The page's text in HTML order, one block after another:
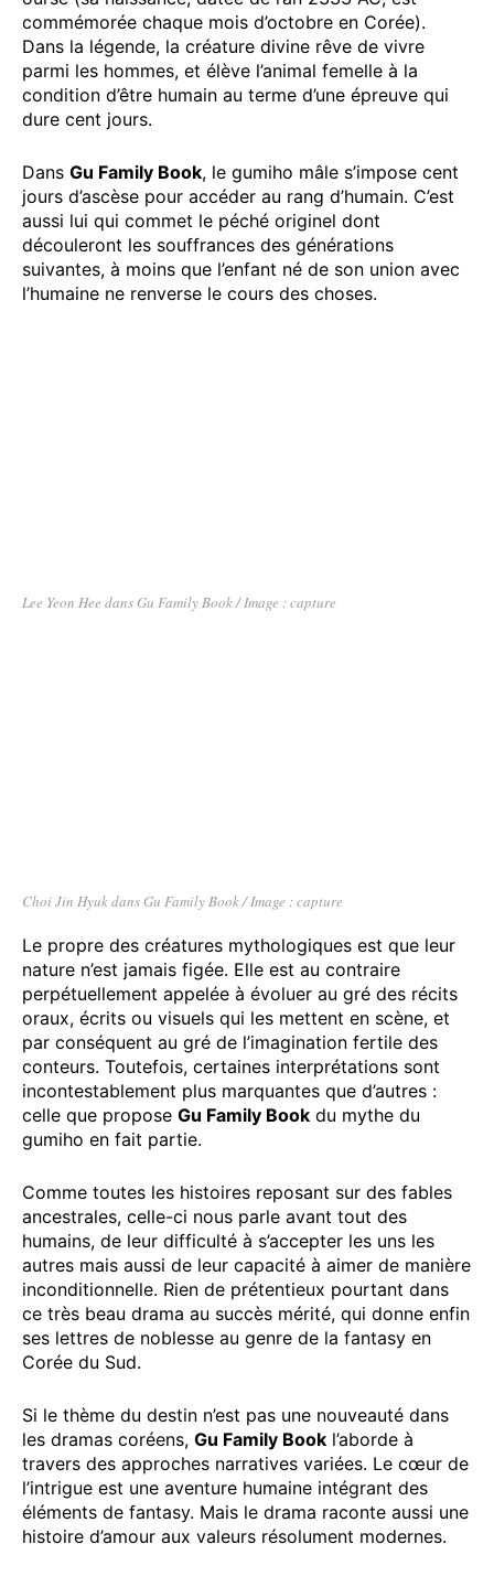
commémorée chaque mois d’octobre en Corée).
Dans la légende, la créature divine rêve de vivre
parmi les hommes, et élève l’animal femelle à la
condition d’être humain au terme d’une épreuve qui
dure cent jours.
Dans Gu Family Book, le gumiho mâle s’impose cent
jours d’ascèse pour accéder au rang d’humain. C’est
aussi lui qui commet le péché originel dont
découleront les souffrances des générations
suivantes, à moins que l’enfant né de son union avec
l’humaine ne renverse le cours des choses.
Lee Yeon Hee dans Gu Family Book / Image : capture
Choi Jin Hyuk dans Gu Family Book / Image : capture
Le propre des créatures mythologiques est que leur
nature n’est jamais figée. Elle est au contraire
perpétuellement appelée à évoluer au gré des récits
oraux, écrits ou visuels qui les mettent en scène, et
par conséquent au gré de l’imagination fertile des
conteurs. Toutefois, certaines interprétations sont
incontestablement plus marquantes que d’autres :
celle que propose Gu Family Book du mythe du
gumiho en fait partie.
Comme toutes les histoires reposant sur des fables
ancestrales, celle-ci nous parle avant tout des
humains, de leur difficulté à s’accepter les uns les
autres mais aussi de leur capacité à aimer de manière
inconditionnelle. Rien de prétentieux pourtant dans
ce très beau drama au succès mérité, qui donne enfin
ses lettres de noblesse au genre de la fantasy en
Corée du Sud.
Si le thème du destin n’est pas une nouveauté dans
les dramas coréens, Gu Family Book l’aborde à
travers des approches narratives variées. Le cœur de
l’intrigue est une aventure humaine intégrant des
éléments de fantasy. Mais le drama raconte aussi une
histoire d’amour aux valeurs résolument modernes.